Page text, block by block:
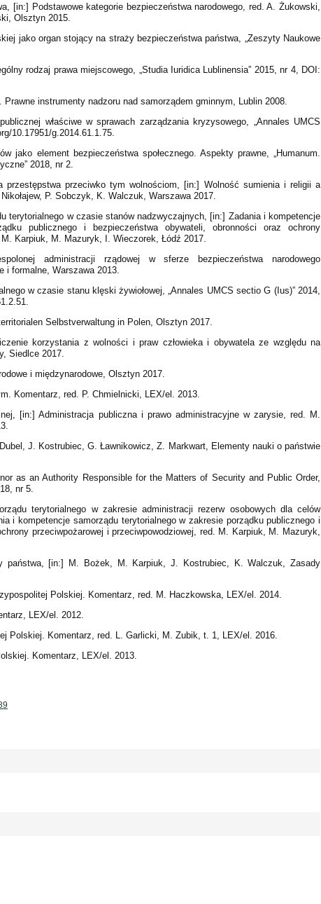
[in:] Podstawowe kategorie bezpieczeństwa narodowego, red. A. Żukowski,
Olsztyn 2015.
jako organ stojący na straży bezpieczeństwa państwa, „Zeszyty Naukowe
rodzaj prawa miejscowego, „Studia Iuridica Lublinensia” 2015, nr 4, DOI:
instrumenty nadzoru nad samorządem gminnym, Lublin 2008.
właściwe w sprawach zarządzania kryzysowego, „Annales UMCS
10.17951/g.2014.61.1.75.
jako element bezpieczeństwa społecznego. Aspekty prawne, „Humanum.
2018, nr 2.
przestępstwa przeciwko tym wolnościom, [in:] Wolność sumienia i religii a
P. Sobczyk, K. Walczuk, Warszawa 2017.
terytorialnego w czasie stanów nadzwyczajnych, [in:] Zadania i kompetencje
publicznego i bezpieczeństwa obywateli, obronności oraz ochrony
Karpiuk, M. Mazuryk, I. Wieczorek, Łódź 2017.
administracji rządowej w sferze bezpieczeństwa narodowego
i formalne, Warszawa 2013.
w czasie stanu klęski żywiołowej, „Annales UMCS sectio G (Ius)” 2014,
Selbstverwaltung in Polen, Olsztyn 2017.
korzystania z wolności i praw człowieka i obywatela ze względu na
Siedlce 2017.
i międzynarodowe, Olsztyn 2017.
Komentarz, red. P. Chmielnicki, LEX/el. 2013.
[in:] Administracja publiczna i prawo administracyjne w zarysie, red. M.
J. Kostrubiec, G. Ławnikowicz, Z. Markwart, Elementy nauki o państwie
as an Authority Responsible for the Matters of Security and Public Order,
nr 5.
terytorialnego w zakresie administracji rezerw osobowych dla celów
i kompetencje samorządu terytorialnego w zakresie porządku publicznego i
przeciwpożarowej i przeciwpowodziowej, red. M. Karpiuk, M. Mazuryk,
państwa, [in:] M. Bożek, M. Karpiuk, J. Kostrubiec, K. Walczuk, Zasady
Polskiej. Komentarz, red. M. Haczkowska, LEX/el. 2014.
LEX/el. 2012.
Polskiej. Komentarz, red. L. Garlicki, M. Zubik, t. 1, LEX/el. 2016.
Komentarz, LEX/el. 2013.